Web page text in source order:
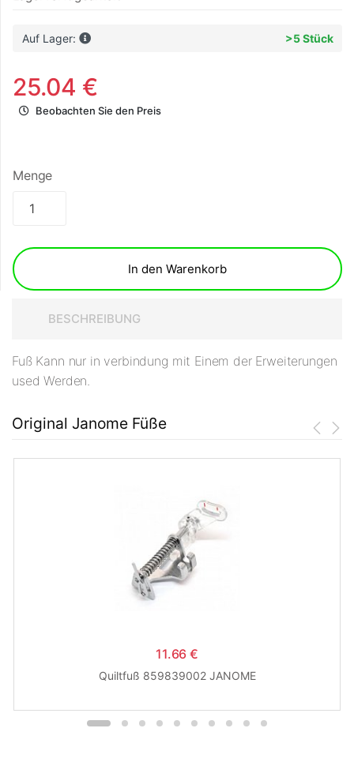
Auf Lager: >5 Stück
25.04 €
Beobachten Sie den Preis
Menge
In den Warenkorb
BESCHREIBUNG
Fuß Kann nur in verbindung mit Einem der Erweiterungen
used Werden.
Original Janome Füße
11.66 €
Quiltfuß 859839002 JANOME